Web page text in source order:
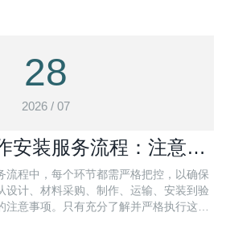
28
2026 / 07
安装服务流程：注意事
流程中，每个环节都需严格把控，以确保
设计、材料采购、制作、运输、安装到验
意事项。只有充分了解并严格执行这些